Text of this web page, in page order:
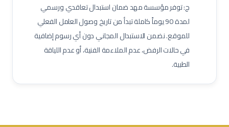
ج: توفر مؤسسة مهد ضمان استبدال تعاقدي ورسمي
لمدة 90 يوماً كاملة تبدأ من تاريخ وصول العامل الفعلي
للموقع. نضمن الاستبدال المجاني دون أي رسوم إضافية
في حالات الرفض، عدم الملاءمة الفنية، أو عدم اللياقة
الطبية.